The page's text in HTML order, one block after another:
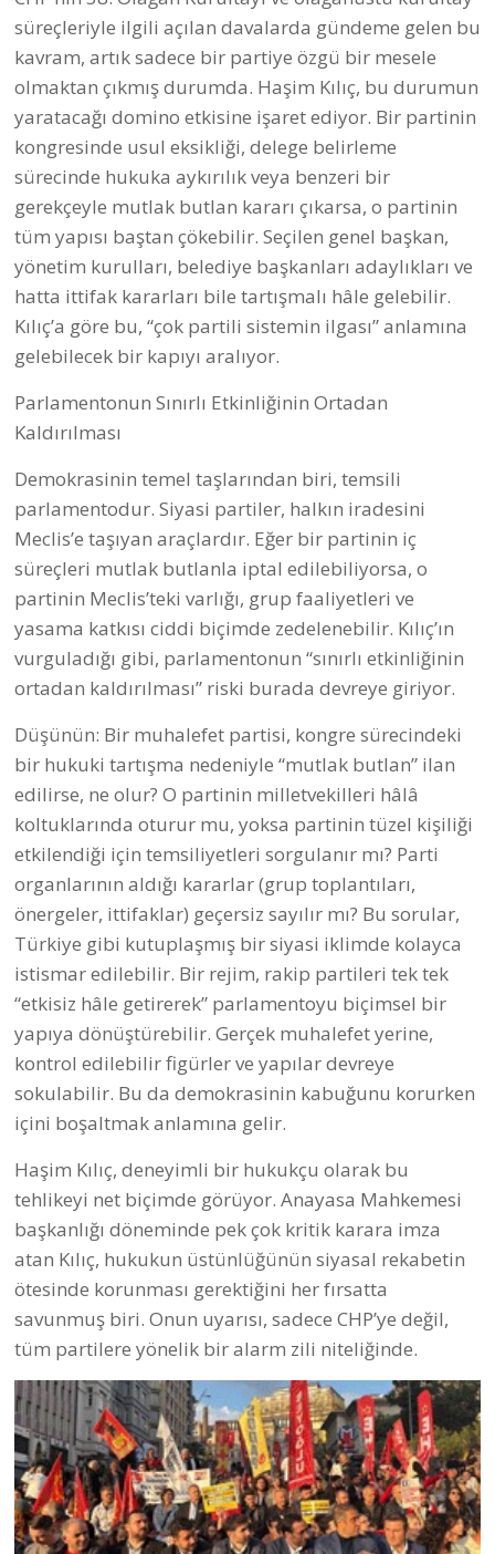
süreçleriyle ilgili açılan davalarda gündeme gelen bu
kavram, artık sadece bir partiye özgü bir mesele
olmaktan çıkmış durumda. Haşim Kılıç, bu durumun
yaratacağı domino etkisine işaret ediyor. Bir partinin
kongresinde usul eksikliği, delege belirleme
sürecinde hukuka aykırılık veya benzeri bir
gerekçeyle mutlak butlan kararı çıkarsa, o partinin
tüm yapısı baştan çökebilir. Seçilen genel başkan,
yönetim kurulları, belediye başkanları adaylıkları ve
hatta ittifak kararları bile tartışmalı hâle gelebilir.
Kılıç’a göre bu, “çok partili sistemin ilgası” anlamına
gelebilecek bir kapıyı aralıyor.
Parlamentonun Sınırlı Etkinliğinin Ortadan
Kaldırılması
Demokrasinin temel taşlarından biri, temsili
parlamentodur. Siyasi partiler, halkın iradesini
Meclis’e taşıyan araçlardır. Eğer bir partinin iç
süreçleri mutlak butlanla iptal edilebiliyorsa, o
partinin Meclis’teki varlığı, grup faaliyetleri ve
yasama katkısı ciddi biçimde zedelenebilir. Kılıç’ın
vurguladığı gibi, parlamentonun “sınırlı etkinliğinin
ortadan kaldırılması” riski burada devreye giriyor.
Düşünün: Bir muhalefet partisi, kongre sürecindeki
bir hukuki tartışma nedeniyle “mutlak butlan” ilan
edilirse, ne olur? O partinin milletvekilleri hâlâ
koltuklarında oturur mu, yoksa partinin tüzel kişiliği
etkilendiği için temsiliyetleri sorgulanır mı? Parti
organlarının aldığı kararlar (grup toplantıları,
önergeler, ittifaklar) geçersiz sayılır mı? Bu sorular,
Türkiye gibi kutuplaşmış bir siyasi iklimde kolayca
istismar edilebilir. Bir rejim, rakip partileri tek tek
“etkisiz hâle getirerek” parlamentoyu biçimsel bir
yapıya dönüştürebilir. Gerçek muhalefet yerine,
kontrol edilebilir figürler ve yapılar devreye
sokulabilir. Bu da demokrasinin kabuğunu korurken
içini boşaltmak anlamına gelir.
Haşim Kılıç, deneyimli bir hukukçu olarak bu
tehlikeyi net biçimde görüyor. Anayasa Mahkemesi
başkanlığı döneminde pek çok kritik karara imza
atan Kılıç, hukukun üstünlüğünün siyasal rekabetin
ötesinde korunması gerektiğini her fırsatta
savunmuş biri. Onun uyarısı, sadece CHP’ye değil,
tüm partilere yönelik bir alarm zili niteliğinde.